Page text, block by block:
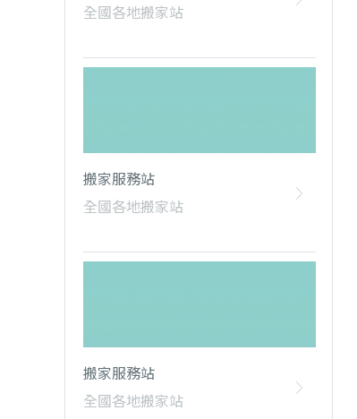
全國各地搬家站
搬家服務站
全國各地搬家站
搬家服務站
全國各地搬家站